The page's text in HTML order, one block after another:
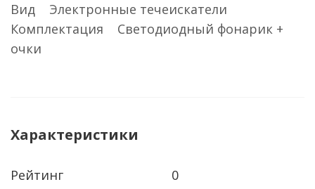
Вид Электронные течеискатели
Комплектация Светодиодный фонарик +
очки
Характеристики
Рейтинг 0